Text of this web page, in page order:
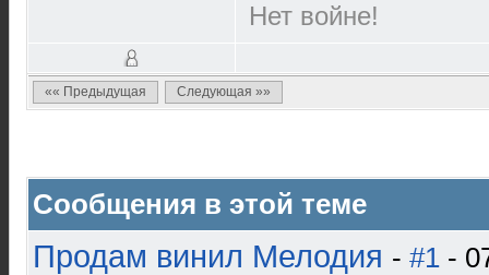
Нет войне!
«« Предыдущая Следующая »»
Сообщения в этой теме
Продам винил Мелодия - #1 -